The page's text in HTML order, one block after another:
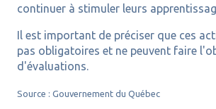
continuer à stimuler leurs
Il est important de préciser que ces
pas obligatoires et ne peuvent faire
d'évaluations.
Source : Gouvernement du Québec